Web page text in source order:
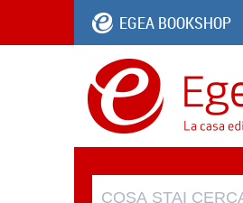
EGEA BOOKSHOP